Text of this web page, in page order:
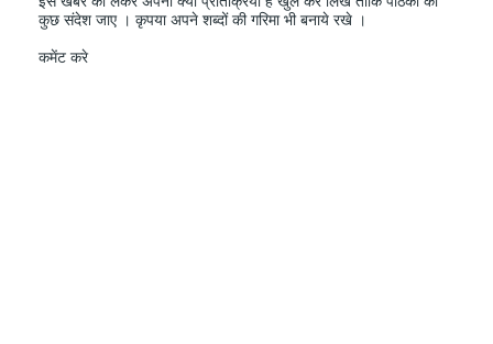
कुछ संदेश जाए । कृपया अपने शब्दों की गरिमा भी बनाये रखे ।
कमेंट करे